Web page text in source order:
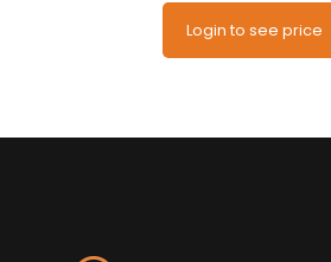
Login to see price